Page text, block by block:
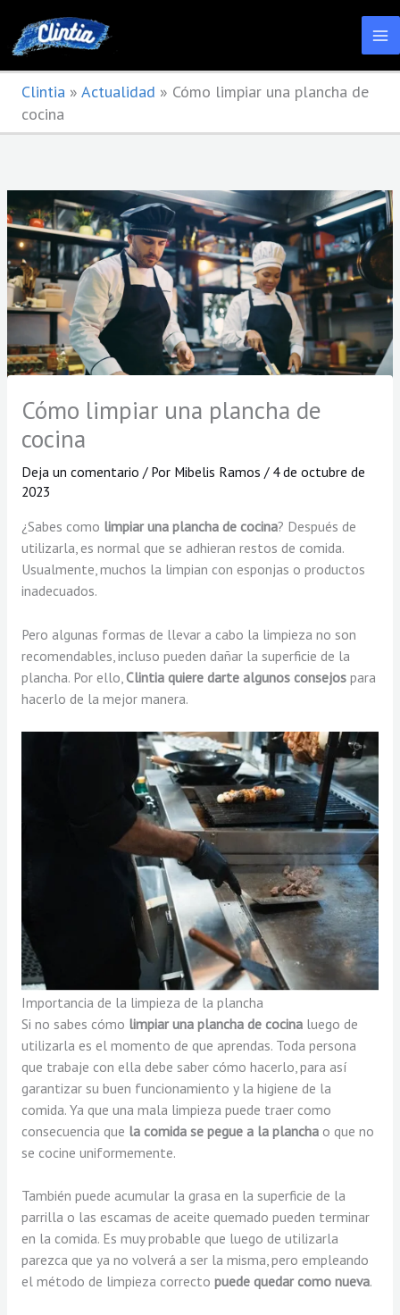
contenido
Clintia »Actualidad » Cómo limpiar una plancha de
cocina
Cómo limpiar una plancha de
cocina
Deja un comentario / Por Mibelis Ramos / 4 de octubre de
2023
¿Sabes como limpiar una plancha de cocina? Después de
utilizarla, es normal que se adhieran restos de comida.
Usualmente, muchos la limpian con esponjas o productos
inadecuados.
Pero algunas formas de llevar a cabo la limpieza no son
recomendables, incluso pueden dañar la superficie de la
plancha. Por ello, Clintia quiere darte algunos consejospara
hacerlo de la mejor manera.
Importancia de la limpieza de la plancha
Si no sabes cómo limpiar una plancha de cocinaluego de
utilizarla es el momento de que aprendas. Toda persona
que trabaje con ella debe saber cómo hacerlo, para así
garantizar su buen funcionamiento y la higiene de la
comida. Ya que una mala limpieza puede traer como
consecuencia que la comida se pegue a la planchao que no
se cocine uniformemente.
También puede acumular la grasa en la superficie de la
parrilla o las escamas de aceite quemado pueden terminar
en la comida. Es muy probable que luego de utilizarla
parezca que ya no volverá a ser la misma, pero empleando
el método de limpieza correcto puede quedar como nueva.